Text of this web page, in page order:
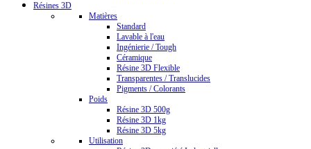
Résines 3D
Matières
Standard
Lavable à l'eau
Ingénierie / Tough
Céramique
Résine 3D Flexible
Transparentes / Translucides
Pigments / Colorants
Poids
Résine 3D 500g
Résine 3D 1kg
Résine 3D 5kg
Utilisation